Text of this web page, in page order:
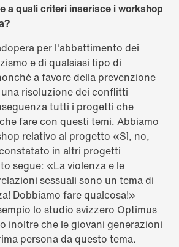
a quali criteri inserisce i workshop
per l'abbattimento dei
e di qualsiasi tipo di
a favore della prevenzione
risoluzione dei conflitti
tutti i progetti che
fare con questi temi. Abbiamo
relativo al progetto «Sì, no,
in altri progetti
segue: «La violenza e le
sessuali sono un tema di
Dobbiamo fare qualcosa!»
lo studio svizzero Optimus
inoltre che le giovani generazioni
persona da questo tema.